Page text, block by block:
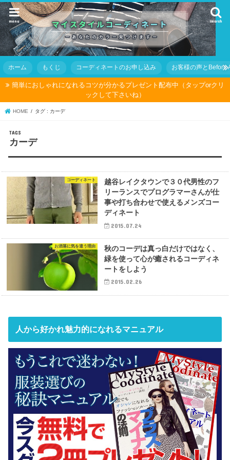
search
menu
ホーム もくじ コーディネートのお申し込み お客様の声とBefore
簡単におしゃれになれるコツが分かるプレゼント配布中（タップorクリ
ックして下さいね）
HOME タグ : カーデ
カーデ
コーディネート
越谷レイクタウンで３０代男性のフ
リーランスでプログラマーさんが仕
事や打ち合わせで使えるメンズコー
ディネート
2015.07.24
お洒落に気を遣う理由
秋のコーデは真っ白だけではなく、
緑を使って心が癒されるコーディネ
ートをしよう
2015.02.26
人から好かれ魅力的になれるマニュアル